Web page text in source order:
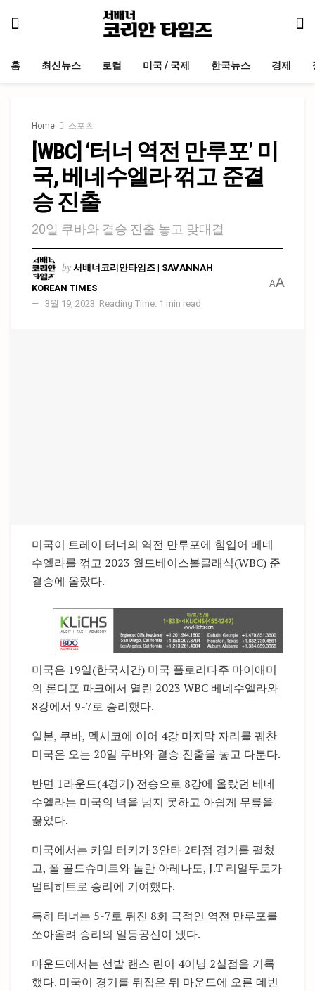
홈 최신뉴스 로컬 미국 / 국제 한국뉴스 경제
Home 스포츠
[WBC] ‘터너 역전 만루포’ 미
국, 베네수엘라 꺾고 준결
승 진출
20일 쿠바와 결승 진출 놓고 맞대결
by 서배너코리안타임즈 | SAVANNAH
KOREAN TIMES
3월 19, 2023 Reading Time: 1 min read
AA
미국이 트레이 터너의 역전 만루포에 힘입어 베네
수엘라를 꺾고 2023 월드베이스볼클래식(WBC) 준
결승에 올랐다.
미국은 19일(한국시간) 미국 플로리다주 마이애미
의 론디포 파크에서 열린 2023 WBC 베네수엘라와
8강에서 9-7로 승리했다.
일본, 쿠바, 멕시코에 이어 4강 마지막 자리를 꿰찬
미국은 오는 20일 쿠바와 결승 진출을 놓고 다툰다.
반면 1라운드(4경기) 전승으로 8강에 올랐던 베네
수엘라는 미국의 벽을 넘지 못하고 아쉽게 무릎을
꿇었다.
미국에서는 카일 터커가 3안타 2타점 경기를 펼쳤
고, 폴 골드슈미트와 놀란 아레나도, J.T 리얼무토가
멀티히트로 승리에 기여했다.
특히 터너는 5-7로 뒤진 8회 극적인 역전 만루포를
쏘아올려 승리의 일등공신이 됐다.
마운드에서는 선발 랜스 린이 4이닝 2실점을 기록
했다. 미국이 경기를 뒤집은 뒤 마운드에 오른 데빈